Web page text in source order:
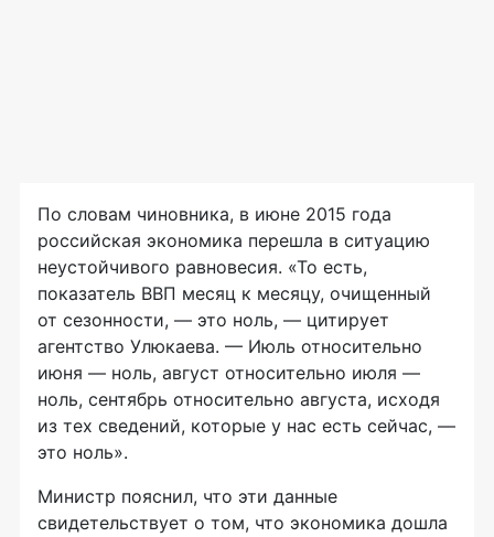
По словам чиновника, в июне 2015 года
российская экономика перешла в ситуацию
неустойчивого равновесия. «То есть,
показатель ВВП месяц к месяцу, очищенный
от сезонности, — это ноль, — цитирует
агентство Улюкаева. — Июль относительно
июня — ноль, август относительно июля —
ноль, сентябрь относительно августа, исходя
из тех сведений, которые у нас есть сейчас, —
это ноль».
Министр пояснил, что эти данные
свидетельствует о том, что экономика дошла